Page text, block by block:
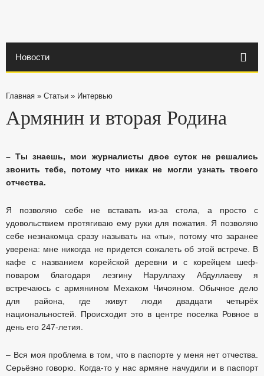
Новости
Главная » Статьи » Интервью
Армянин и вторая Родина
–Ты знаешь, мои журналисты двое суток не решались
звонить тебе, потому что никак не могли узнать твоего
отчества.
Я позволяю себе не вставать из-за стола, а просто с
удовольствием протягиваю ему руки для пожатия. Я позволяю
себе незнакомца сразу называть на «ты», потому что заранее
уверена: мне никогда не придется сожалеть об этой встрече. В
кафе с названием корейской деревни и с корейцем шеф-
поваром благодаря лезгину Наруллаху Абдуллаеву я
встречаюсь с армянином Мехаком Чичояном. Обычное дело
для района, где живут люди двадцати четырёх
национальностей. Происходит это в центре поселка Ровное в
день его 247-летия.
– Вся моя проблема в том, что в паспорте у меня нет отчества.
Серьёзно говорю. Когда-то у нас армяне начудили и в паспорт